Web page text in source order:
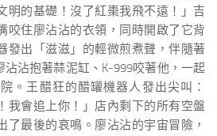
明的基礎！沒了紅棗我飛不遠！」吉
咬住廖沾沾的衣領，同時開啟了它背
發出「滋滋」的輕微煎煮聲，伴隨著
沾抱著蒜泥缸、K-999咬著他，一起
。王醋狂的醋罐機器人發出尖叫：
我會追上你！」店內剩下的所有空盤
了最後的哀鳴。廖沾沾的宇宙冒險，